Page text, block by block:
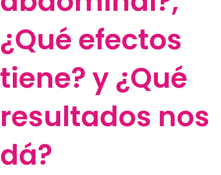
¿Qué efectos
tiene? y ¿Qué
resultados nos
dá?